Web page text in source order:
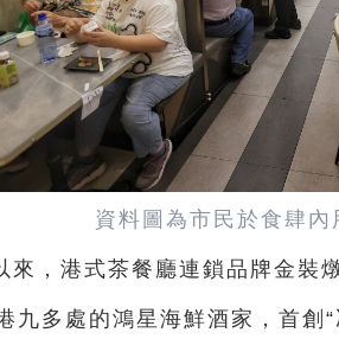
資料圖為市民於食肆
來，港式茶餐廳連鎖品牌金裝
九多處的鴻星海鮮酒家，首創